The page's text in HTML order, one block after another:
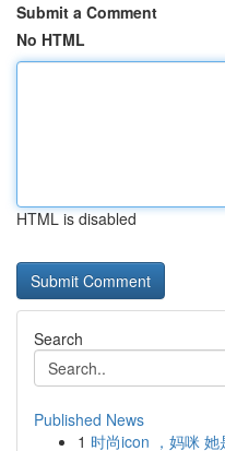
Submit a Comment
No HTML
HTML is disabled
Search
Published News
1 时尚icon ，妈咪 她